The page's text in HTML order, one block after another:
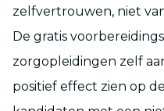
zelfvertrouwen, niet
De gratis
zorgopleidingen zelf
positief effect zien op